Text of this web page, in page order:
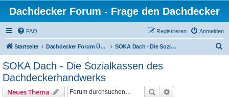
Dachdecker Forum - Frage den Dachdecker
FAQ Anmelden
Registrieren
Startseite Dachdecker Forum Übersicht - Alle Foren SOKA Dach - Die Sozialkassen des Dachdeckerhandwerks
SOKA Dach - Die Sozialkassen des
Dachdeckerhandwerks
Neues Thema Suche